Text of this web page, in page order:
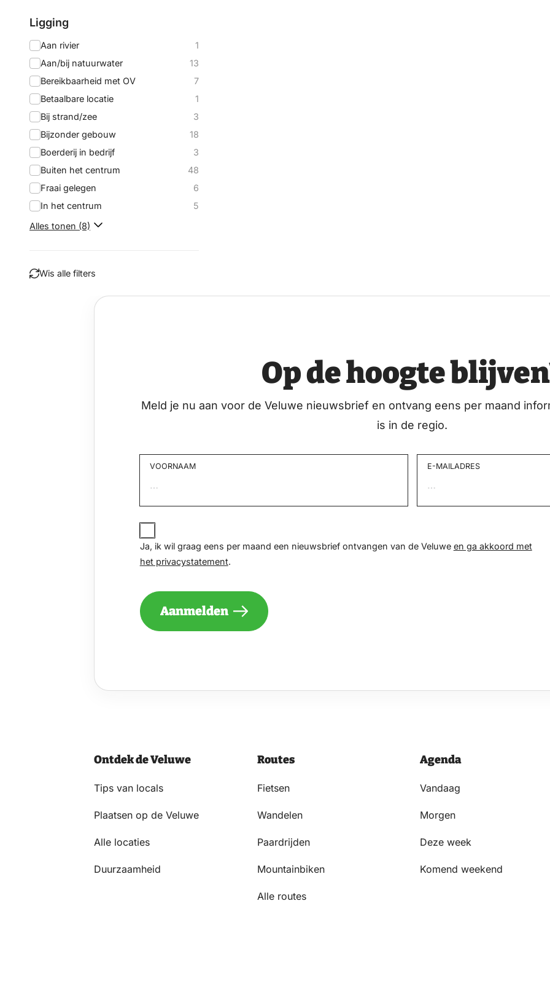
Ligging
Aan rivier
1
Aan/bij natuurwater
13
Bereikbaarheid met OV
7
Betaalbare locatie
1
Bij strand/zee
3
Bijzonder gebouw
18
Boerderij in bedrijf
3
Buiten het centrum
48
Fraai gelegen
6
In het centrum
5
Alles tonen (8)
Wis alle filters
Op de hoogte
Meld je nu aan voor de Veluwe nieuwsbrief en ontvang eens per maand
is in de regio.
VOORNAAM E-MAILADRES
JA,
IK
WIL
GRAAG
PER
MAAND
NIEUWSBRIEF
HET
Ja, ik wil graag eens per maand een nieuwsbrief ontvangen van de Veluwe en ga akkoord met
het privacystatement.
Aanmelden
Ontdek de Veluwe
Tips van locals
Plaatsen op de Veluwe
Alle locaties
Duurzaamheid
Routes
Fietsen
Wandelen
Paardrijden
Mountainbiken
Alle routes
Agenda
Vandaag
Morgen
Deze week
Komend weekend